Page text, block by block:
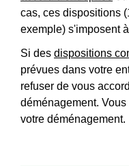
cas, ces dispositions
exemple) s'imposent
Si des dispositions
prévues dans votre
refuser de vous
déménagement.
votre déménagement.